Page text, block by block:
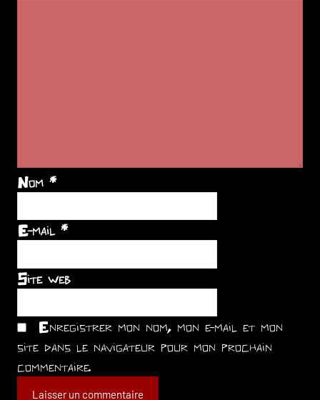
Nom *
E-mail *
Site web
Enregistrer mon nom, mon e-mail et mon
site dans le navigateur pour mon prochain
commentaire.